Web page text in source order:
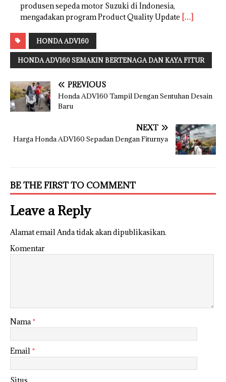
produsen sepeda motor Suzuki di Indonesia,
mengadakan program Product Quality Update […]
HONDA ADV160
HONDA ADV160 SEMAKIN BERTENAGA DAN KAYA FITUR
PREVIOUS
Honda ADV160 Tampil Dengan Sentuhan Desain
Baru
NEXT
Harga Honda ADV160 Sepadan Dengan Fiturnya
BE THE FIRST TO COMMENT
Leave a Reply
Alamat email Anda tidak akan dipublikasikan.
Komentar
Nama *
Email *
Situs